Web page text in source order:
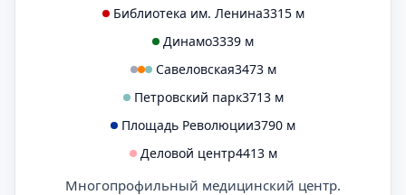
Библиотека им. Ленина3315 м
Динамо3339 м
Савеловская3473 м
Петровский парк3713 м
Площадь Революции3790 м
Деловой центр4413 м
Многопрофильный медицинский центр.